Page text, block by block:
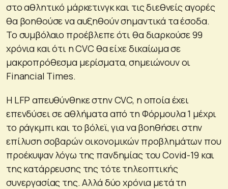
στο αθλητικό μάρκετινγκ και τις διεθνείς αγορές
θα βοηθούσε να αυξηθούν σημαντικά τα έσοδα.
Το συμβόλαιο προέβλεπε ότι θα διαρκούσε 99
χρόνια και ότι η CVC θα είχε δικαίωμα σε
μακροπρόθεσμα μερίσματα, σημειώνουν οι
Financial Times.
Η LFP απευθύνθηκε στην CVC, η οποία έχει
επενδύσει σε αθλήματα από τη Φόρμουλα 1 μέχρι
το ράγκμπι και το βόλεϊ, για να βοηθήσει στην
επίλυση σοβαρών οικονομικών προβλημάτων που
προέκυψαν λόγω της πανδημίας του Covid-19 και
της κατάρρευσης της τότε τηλεοπτικής
συνεργασίας της. Αλλά δύο χρόνια μετά τη